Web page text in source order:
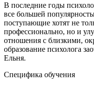
В последние годы
все большей
поступающие хотят не
профессионально, но и
отношения с близкими,
образование психолога
Ельня.
Специфика обучения